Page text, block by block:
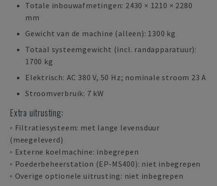
Totale inbouwafmetingen: 2430 × 1210 × 2280
mm
Gewicht van de machine (alleen): 1300 kg
Totaal systeemgewicht (incl. randapparatuur):
1700 kg
Elektrisch: AC 380 V, 50 Hz; nominale stroom 23 A
Stroomverbruik: 7 kW
Extra uitrusting:
◦ Filtratiesysteem: met lange levensduur
(meegeleverd)
◦ Externe koelmachine: inbegrepen
◦ Poederbeheerstation (EP-MS400): niet inbegrepen
◦ Overige optionele uitrusting: niet inbegrepen